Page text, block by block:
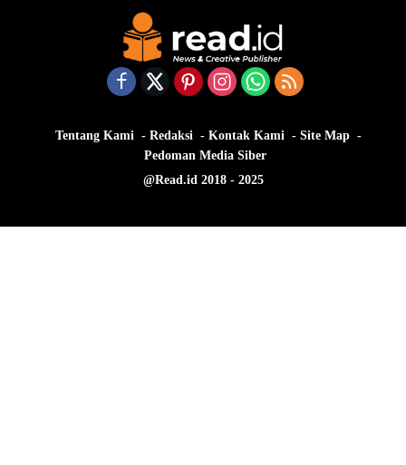
Tentang Kami Redaksi Kontak Kami
Site Map
Pedoman Media Siber
@Read.id 2018 - 2025